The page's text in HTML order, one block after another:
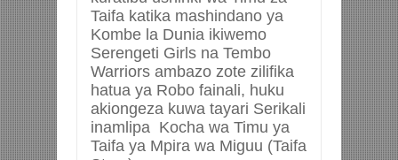
Taifa katika mashindano ya
Kombe la Dunia ikiwemo
Serengeti Girls na Tembo
Warriors ambazo zote zilifika
hatua ya Robo fainali, huku
akiongeza kuwa tayari Serikali
inamlipa Kocha wa Timu ya
Taifa ya Mpira wa Miguu (Taifa